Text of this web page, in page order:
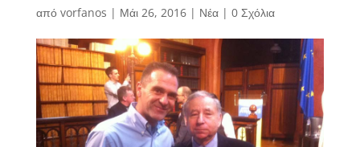
από vorfanos | Μάι 26, 2016| Νέα| 0 Σχόλια